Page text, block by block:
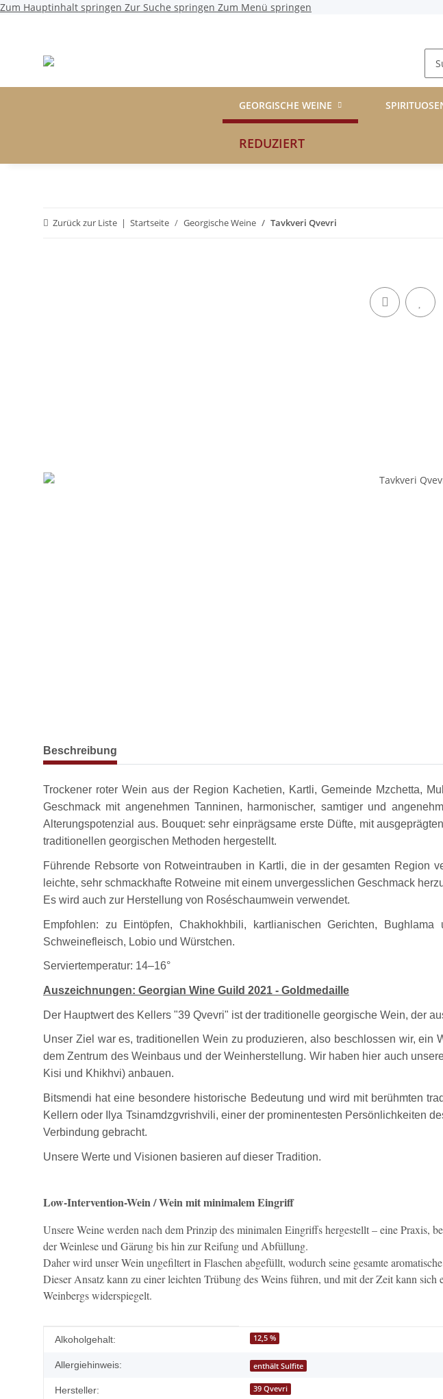
Zum Hauptinhalt springen Zur Suche springen Zum Menü springen
GEORGISCHE WEINE
REDUZIERT
Zurück zur Liste Startseite Georgische Weine Tavkveri Qvevri
weitere Registerkarten anzeigen
Beschreibung
Trockener roter Wein aus der Region Kachetien, Kartli, Gemeinde Mzchetta,
Geschmack mit angenehmen Tanninen, harmonischer, samtiger und
Alterungspotenzial aus. Bouquet: sehr einprägsame erste Düfte, mit
traditionellen georgischen Methoden hergestellt.
Führende Rebsorte von Rotweintrauben in Kartli, die in der gesamten Region
leichte, sehr schmackhafte Rotweine mit einem unvergesslichen Geschmack
Es wird auch zur Herstellung von Roséschaumwein verwendet.
Empfohlen: zu Eintöpfen, Chakhokhbili, kartlianischen Gerichten,
Schweinefleisch, Lobio und Würstchen.
Serviertemperatur: 14–16°
Auszeichnungen: Georgian Wine Guild 2021 - Goldmedaille
Der Hauptwert des Kellers "39 Qvevri" ist der traditionelle georgische Wein, der
Unser Ziel war es, traditionellen Wein zu produzieren, also beschlossen wir,
dem Zentrum des Weinbaus und der Weinherstellung. Wir haben hier auch
Kisi und Khikhvi) anbauen.
Bitsmendi hat eine besondere historische Bedeutung und wird mit berühmten
Kellern oder Ilya Tsinamdzgvrishvili, einer der prominentesten Persönlichkeiten
Verbindung gebracht.
Unsere Werte und Visionen basieren auf dieser Tradition.
Low-Intervention-Wein / Wein mit minimalem Eingriff
Unsere Weine werden nach dem Prinzip des minimalen Eingriffs hergestellt – eine Praxis,
der Weinlese und Gärung bis hin zur Reifung und Abfüllung.
Daher wird unser Wein ungefiltert in Flaschen abgefüllt, wodurch seine gesamte
Dieser Ansatz kann zu einer leichten Trübung des Weins führen, und mit der Zeit kann
Weinbergs widerspiegelt.
Produkteigenschaft
Wert
Alkoholgehalt: 12,5 %
Allergiehinweis: enthält Sulfite
Hersteller: 39 Qvevri